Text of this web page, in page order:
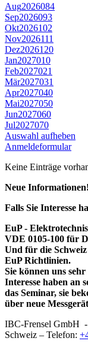
Aug2026084
Sep2026093
Okt2026102
Nov2026111
Dez2026120
Jan2027010
Feb2027021
Mär2027031
Apr2027040
Mai2027050
Jun2027060
Jul2027070
Auswahl aufheben
Anmeldeformular
Keine Einträge
Neue Informationen!
Falls Sie Interesse
EuP -
VDE 0105-100 für
Und für die
EuP Richtlinien.
Sie können uns
Interesse haben an
das Seminar, sie
über neue
IBC-Frensel GmbH
Schweiz – Telefon: